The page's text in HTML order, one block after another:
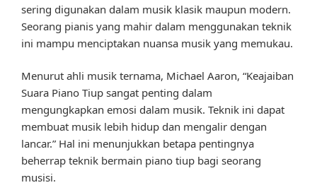
sering digunakan dalam musik klasik maupun modern.
Seorang pianis yang mahir dalam menggunakan teknik
ini mampu menciptakan nuansa musik yang memukau.
Menurut ahli musik ternama, Michael Aaron, “Keajaiban
Suara Piano Tiup sangat penting dalam
mengungkapkan emosi dalam musik. Teknik ini dapat
membuat musik lebih hidup dan mengalir dengan
lancar.” Hal ini menunjukkan betapa pentingnya
beherrap teknik bermain piano tiup bagi seorang
musisi.